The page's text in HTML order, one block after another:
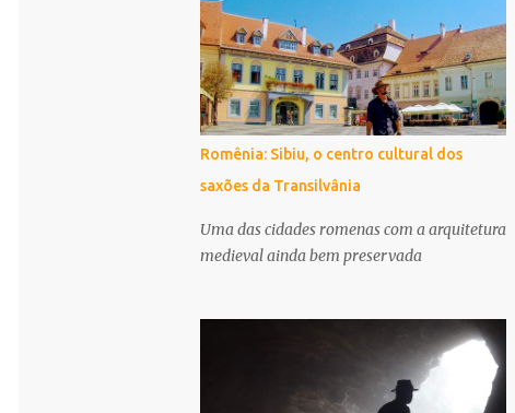
Romênia: Sibiu, o centro cultural dos
saxões da Transilvânia
Uma das cidades romenas com a arquitetura
medieval ainda bem preservada